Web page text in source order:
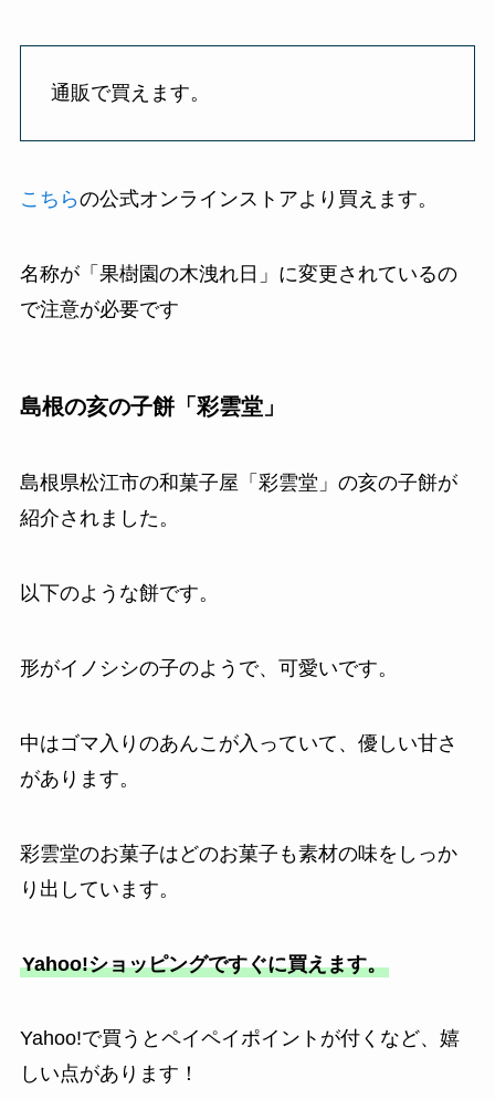
通販で買えます。
こちらの公式オンラインストアより買えます。
名称が「果樹園の木洩れ日」に変更されているの
で注意が必要です
島根の亥の子餅「彩雲堂」
島根県松江市の和菓子屋「彩雲堂」の亥の子餅が
紹介されました。
以下のような餅です。
形がイノシシの子のようで、可愛いです。
中はゴマ入りのあんこが入っていて、優しい甘さ
があります。
彩雲堂のお菓子はどのお菓子も素材の味をしっか
り出しています。
Yahoo!ショッピングですぐに買えます。
Yahoo!で買うとペイペイポイントが付くなど、嬉
しい点があります！